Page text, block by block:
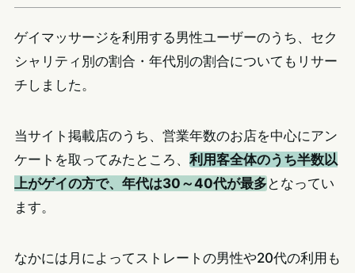
ゲイマッサージを利用する男性ユーザーのうち、セク
シャリティ別の割合・年代別の割合についてもリサー
チしました。
当サイト掲載店のうち、営業年数のお店を中心にアン
ケートを取ってみたところ、 利用客全体のうち半数以
上がゲイの方で、年代は30～40代が最多 となってい
ます。
なかには月によってストレートの男性や20代の利用も